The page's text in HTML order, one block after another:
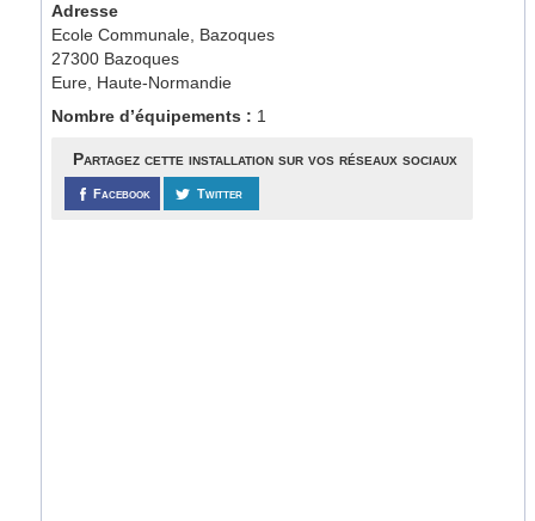
Adresse
Ecole Communale, Bazoques
27300 Bazoques
Eure, Haute-Normandie
Nombre d’équipements : 1
Partagez cette installation sur vos réseaux sociaux
Facebook Twitter